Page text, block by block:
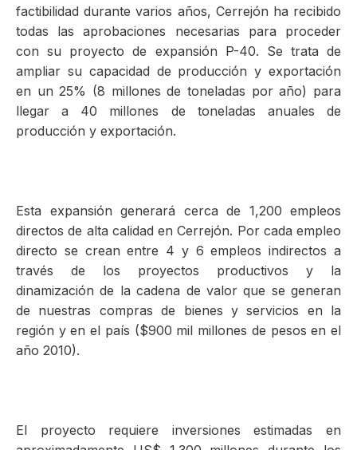
factibilidad durante varios años, Cerrejón ha recibido
todas las aprobaciones necesarias para proceder
con su proyecto de expansión P-40. Se trata de
ampliar su capacidad de producción y exportación
en un 25% (8 millones de toneladas por año) para
llegar a 40 millones de toneladas anuales de
producción y exportación.
Esta expansión generará cerca de 1,200 empleos
directos de alta calidad en Cerrejón. Por cada empleo
directo se crean entre 4 y 6 empleos indirectos a
través de los proyectos productivos y la
dinamización de la cadena de valor que se generan
de nuestras compras de bienes y servicios en la
región y en el país ($900 mil millones de pesos en el
año 2010).
El proyecto requiere inversiones estimadas en